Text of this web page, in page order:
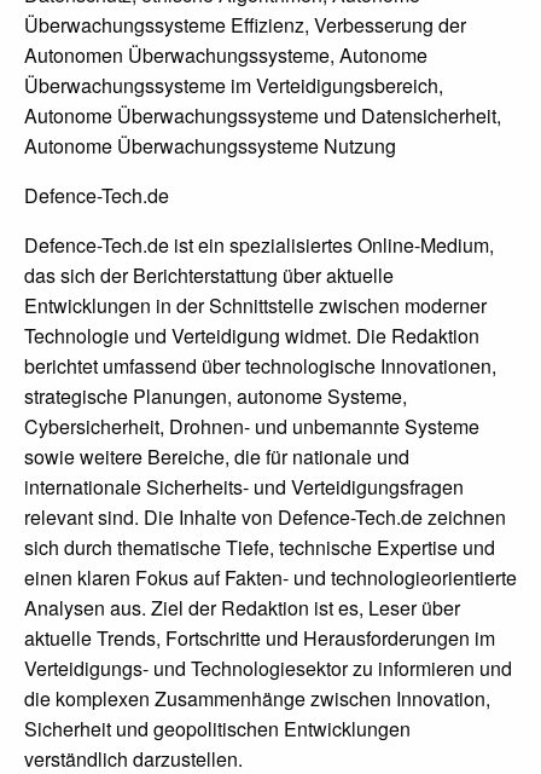
Überwachungssysteme Effizienz, Verbesserung der
Autonomen Überwachungssysteme, Autonome
Überwachungssysteme im Verteidigungsbereich,
Autonome Überwachungssysteme und Datensicherheit,
Autonome Überwachungssysteme Nutzung
Defence-Tech.de
Defence-Tech.de ist ein spezialisiertes Online-Medium,
das sich der Berichterstattung über aktuelle
Entwicklungen in der Schnittstelle zwischen moderner
Technologie und Verteidigung widmet. Die Redaktion
berichtet umfassend über technologische Innovationen,
strategische Planungen, autonome Systeme,
Cybersicherheit, Drohnen- und unbemannte Systeme
sowie weitere Bereiche, die für nationale und
internationale Sicherheits- und Verteidigungsfragen
relevant sind. Die Inhalte von Defence-Tech.de zeichnen
sich durch thematische Tiefe, technische Expertise und
einen klaren Fokus auf Fakten- und technologieorientierte
Analysen aus. Ziel der Redaktion ist es, Leser über
aktuelle Trends, Fortschritte und Herausforderungen im
Verteidigungs- und Technologiesektor zu informieren und
die komplexen Zusammenhänge zwischen Innovation,
Sicherheit und geopolitischen Entwicklungen
verständlich darzustellen.